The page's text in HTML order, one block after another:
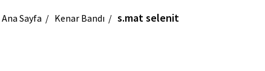
Ana Sayfa Kenar Bandı s.mat selenit